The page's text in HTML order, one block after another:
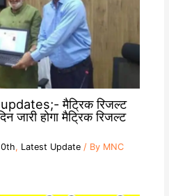
मैट्रिक रिजल्ट
जारी होगा मैट्रिक रिजल्ट
, Latest Update/ By MNC